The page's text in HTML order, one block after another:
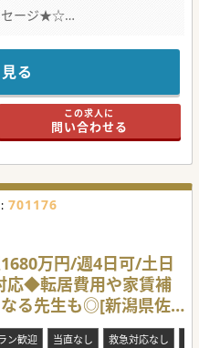
セージ★☆
療養型病院です。
なり、免除も可能です。
る
この求人に
問い合わせる
701176
万円/週4日可/土日
応◆転居費用や家賃補
る先生も◎[新潟県佐
ン歓迎 当直なし 救急対応なし